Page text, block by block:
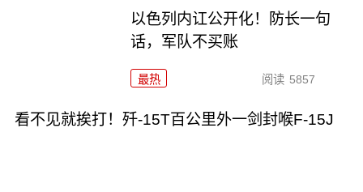
以色列内讧公开化！防长一句
话，军队不买账
最热 阅读 5857
看不见就挨打！歼-15T百公里外一剑封喉F-15J